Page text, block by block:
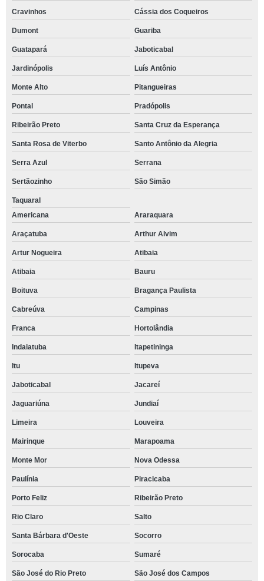
Cravinhos Cássia dos Coqueiros
Dumont Guariba
Guatapará Jaboticabal
Jardinópolis Luís Antônio
Monte Alto Pitangueiras
Pontal Pradópolis
Ribeirão Preto Santa Cruz da Esperança
Santa Rosa de Viterbo Santo Antônio da Alegria
Serra Azul Serrana
Sertãozinho São Simão
Taquaral
Americana
Araraquara
Araçatuba Arthur Alvim
Artur Nogueira Atibaia
Atibaia Bauru
Boituva Bragança Paulista
Cabreúva Campinas
Franca Hortolândia
Indaiatuba Itapetininga
Itu Itupeva
Jaboticabal Jacareí
Jaguariúna Jundiaí
Limeira Louveira
Mairinque Marapoama
Monte Mor Nova Odessa
Paulínia Piracicaba
Porto Feliz Ribeirão Preto
Rio Claro Salto
Santa Bárbara d'Oeste Socorro
Sorocaba Sumaré
São José do Rio Preto São José dos Campos